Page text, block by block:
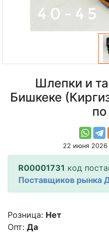
Шлепки и
Бишкеке
22 июня
R00001731 код
Поставщиков рынка
Розница: Нет
Опт: Да